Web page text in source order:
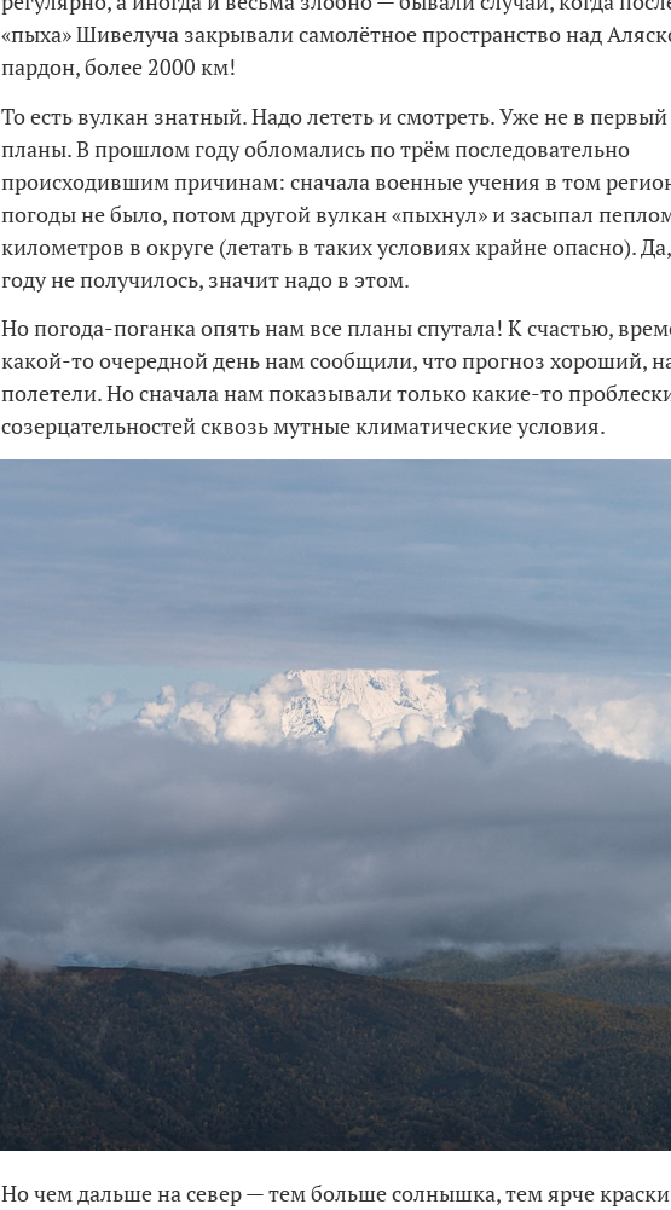
«пыха» Шивелуча закрывали самолётное пространство над
пардон, более 2000 км!
То есть вулкан знатный. Надо лететь и смотреть. Уже не в первый
планы. В прошлом году обломались по трём последовательно
происходившим причинам: сначала военные учения в том
погоды не было, потом другой вулкан «пыхнул» и засыпал
километров в округе (летать в таких условиях крайне опасно).
году не получилось, значит надо в этом.
Но погода-поганка опять нам все планы спутала! К счастью,
какой-то очередной день нам сообщили, что прогноз хороший,
полетели. Но сначала нам показывали только какие-то
созерцательностей сквозь мутные климатические условия.
Но чем дальше на север — тем больше солнышка, тем ярче